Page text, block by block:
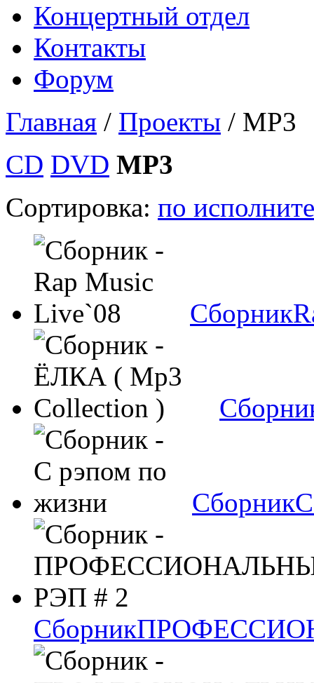
Концертный отдел
Контакты
Форум
Главная / Проекты / MP3
CD DVD MP3
Сортировка: по
Сборник
Сборник
Сборник